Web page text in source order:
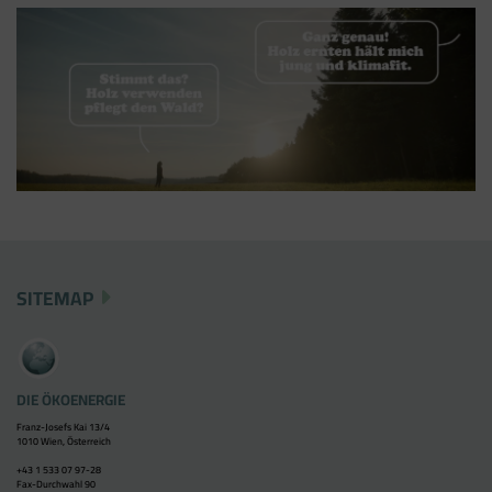
SITEMAP
DIE ÖKOENERGIE
Franz-Josefs Kai 13/4
1010 Wien, Österreich
+43 1 533 07 97-28
Fax-Durchwahl 90